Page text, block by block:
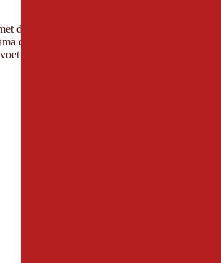
gondelbaan naar boven tot meer dan 3000
dat zich hier voor de bezoekers opent, is een
in Italië staat.